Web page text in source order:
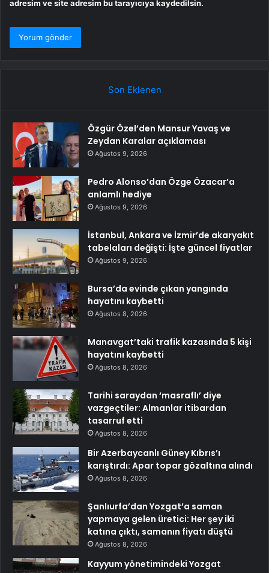
adresim ve site adresim bu tarayıcıya kaydedilsin.
Son Eklenen
Özgür Özel’den Mansur Yavaş ve
Zeydan Karalar açıklaması
Ağustos 9, 2026
Pedro Alonso’dan Özge Özacar’a
anlamlı hediye
Ağustos 9, 2026
İstanbul, Ankara ve İzmir’de akaryakıt
tabelaları değişti: İşte güncel fiyatlar
Ağustos 9, 2026
Bursa’da evinde çıkan yangında
hayatını kaybetti
Ağustos 8, 2026
Manavgat’taki trafik kazasında 5 kişi
hayatını kaybetti
Ağustos 8, 2026
Tarihi saraydan ‘masraflı’ diye
vazgeçtiler: Almanlar itibardan
tasarruf etti
Ağustos 8, 2026
Bir Azerbaycanlı Güney Kıbrıs’ı
karıştırdı: Apar topar gözaltına alındı
Ağustos 8, 2026
Şanlıurfa’dan Yozgat’a saman
yapmaya gelen üretici: Her şey iki
katına çıktı, samanın fiyatı düştü
Ağustos 8, 2026
Kayyum yönetimindeki Yozgat